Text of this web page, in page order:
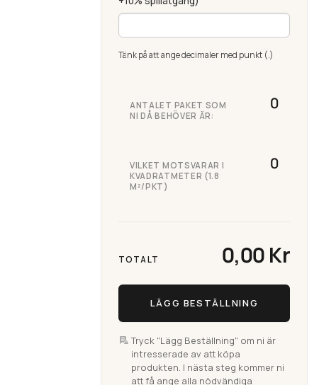
Tänk på att ange decimaler med punkt (.)
ANTALET PAKET SOM
NI DÅ BEHÖVER ÄR:
VILKET MOTSVARAR I
KVADRATMETER (1.8
M²/PKT)
TOTALT 0,00 Kr
LÄGG BESTÄLLNING
Tryck "Lägg Beställning" om ni är
intresserade av att köpa
produkten. I nästa steg kommer ni
att få ange alla nödvändiga